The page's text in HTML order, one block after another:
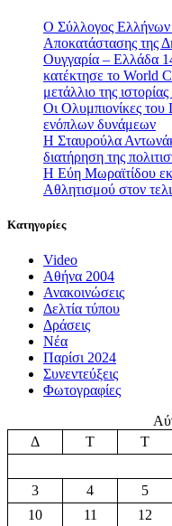
Ο Σύλλογος Ελλήνων
Αποκατάστασης της
Ουγγαρία – Ελλάδα
κατέκτησε το World
μετάλλιο της ιστορίας
Οι Ολυμπιονίκες του
ενόπλων δυνάμεων
Η Σταυρούλα
διατήρηση της
Η Εύη Μωραϊτίδου
Αθλητισμού στον
Κατηγορίες
Video
Αθήνα 2004
Ανακοινώσεις
Δελτία τύπου
Δράσεις
Νέα
Παρίσι 2024
Συνεντεύξεις
Φωτογραφίες
Δ
Τ Τ
3
4 5
10
11 12